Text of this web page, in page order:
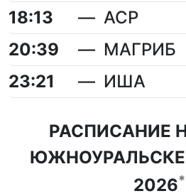
18:13
АСР
20:39
МАГРИБ
23:21 ИША
РАСПИСАНИЕ
2026*